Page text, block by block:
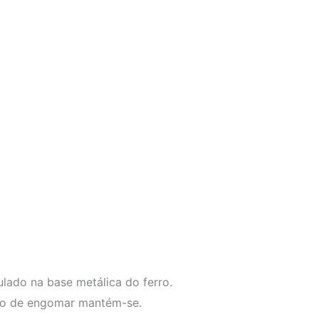
na base metálica do ferro.
de engomar mantém-se.